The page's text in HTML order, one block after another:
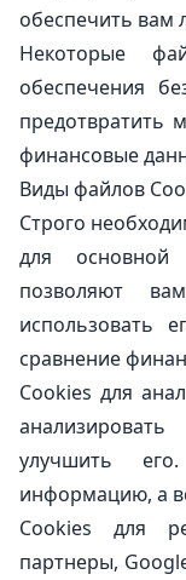
обеспечить вам
Некоторые
обеспечения
финансовые
Виды файлов
Строго
для основной
позволяют
использовать
сравнение
Cookies для
улучшить
информацию, а
Cookies для
партнеры,